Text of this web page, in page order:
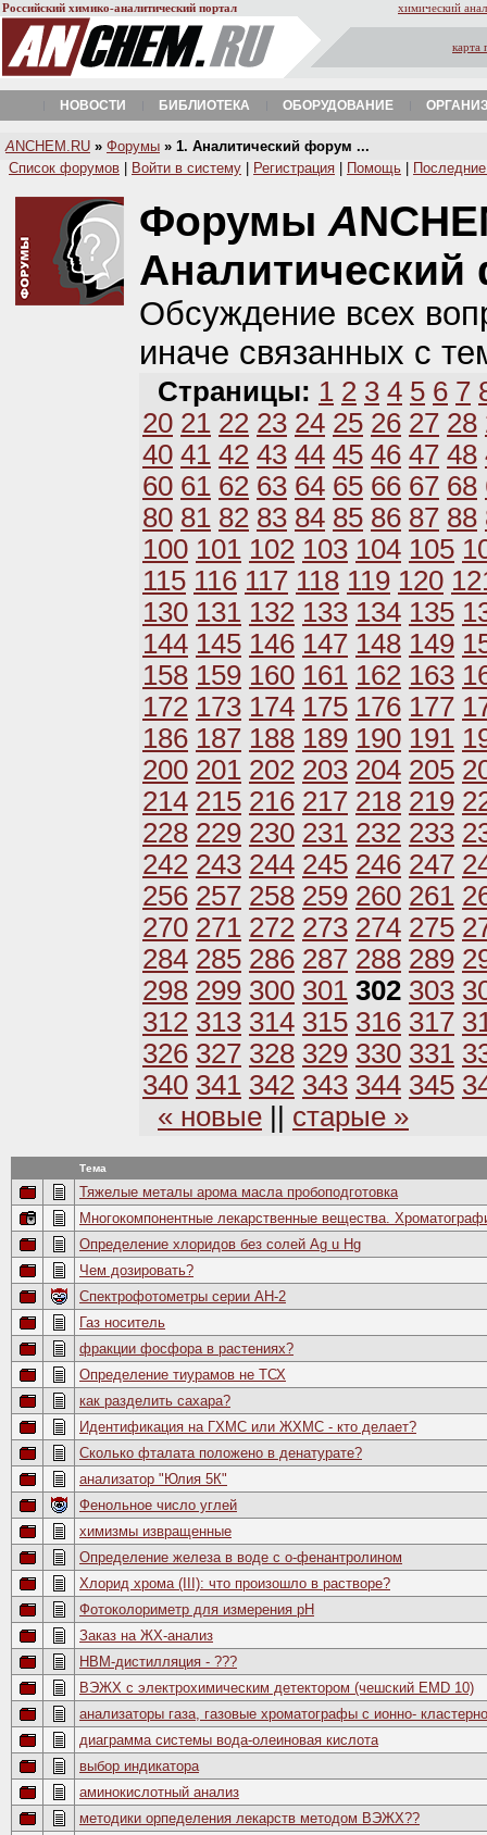
Российский химико-аналитический портал химический
карта
НОВОСТИ БИБЛИОТЕКА ОБОРУДОВАНИЕ
A NCHEM.RU » Форумы » 1. Аналитический форум ...
Список форумов
Войти в систему Регистрация Помощь
Форумы A
Обсуждение всех
иначе связанных с
Страницы: 1 2 3 4 5 6 7
20 21 22 23 24 25 26 27 28
40 41 42 43 44 45 46 47 48
60 61 62 63 64 65 66 67 68
80 81 82 83 84 85 86 87 88
100 101 102 103 104 105
115 116 117 118 119 120
130 131 132 133 134 135
144 145 146 147 148 149
158 159 160 161 162 163
172 173 174 175 176 177
186 187 188 189 190 191
200 201 202 203 204 205
214 215 216 217 218 219
228 229 230 231 232 233
242 243 244 245 246 247
256 257 258 259 260 261
270 271 272 273 274 275
284 285 286 287 288 289
298 299 300 301 302 303
312 313 314 315 316 317
326 327 328 329 330 331
340 341 342 343 344 345
« новые
старые »
Тема
Тяжелые металы арома масла пробоподготовка
Многокомпонентные лекарственные вещества.
Определение хлоридов без солей Ag u Hg
Чем дозировать?
Спектрофотометры серии АН-2
Газ носитель
фракции фосфора в растениях?
Определение тиурамов не ТСХ
как разделить сахара?
Идентификация на ГХМС или ЖХМС - кто делает?
Сколько фталата положено в денатурате?
анализатор "Юлия 5К"
Фенольное число углей
химизмы извращенные
Определение железа в воде с о-фенантролином
Хлорид хрома (III): что произошло в растворе?
Фотоколориметр для измерения рН
Заказ на ЖХ-анализ
HBM-дистилляция - ???
ВЭЖХ с электрохимическим детектором (чешский EMD 10)
анализаторы газа, газовые хроматографы с ионно-
диаграмма системы вода-олеиновая кислота
выбор индикатора
аминокислотный анализ
методики орпеделения лекарств методом ВЭЖХ??